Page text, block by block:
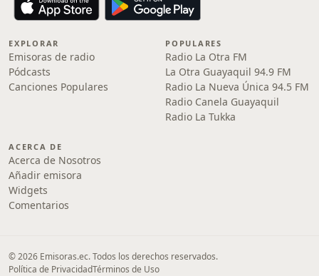
EXPLORAR
Emisoras de radio
Pódcasts
Canciones Populares
POPULARES
Radio La Otra FM
La Otra Guayaquil 94.9 FM
Radio La Nueva Única 94.5 FM
Radio Canela Guayaquil
Radio La Tukka
ACERCA DE
Acerca de Nosotros
Añadir emisora
Widgets
Comentarios
© 2026 Emisoras.ec. Todos los derechos reservados.
Política de PrivacidadTérminos de Uso